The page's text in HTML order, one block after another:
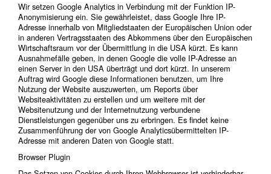
Wir setzen Google Analytics in Verbindung mit der Funktion IP-
Anonymisierung ein. Sie gewährleistet, dass Google Ihre IP-
Adresse innerhalb von Mitgliedstaaten der Europäischen Union oder
in anderen Vertragsstaaten des Abkommens über den Europäischen
Wirtschaftsraum vor der Übermittlung in die USA kürzt. Es kann
Ausnahmefälle geben, in denen Google die volle IP-Adresse an
einen Server in den USA überträgt und dort kürzt. In unserem
Auftrag wird Google diese Informationen benutzen, um Ihre
Nutzung der Website auszuwerten, um Reports über
Websiteaktivitäten zu erstellen und um weitere mit der
Websitenutzung und der Internetnutzung verbundene
Dienstleistungen gegenüber uns zu erbringen. Es findet keine
Zusammenführung der von Google Analyticsübermittelten IP-
Adresse mit anderen Daten von Google statt.
Browser Plugin